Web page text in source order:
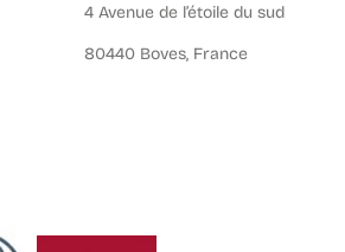
4 Avenue de l’étoile du sud
80440 Boves, France